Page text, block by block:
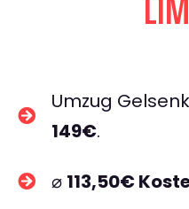
Umzug
149€.
⌀ 113,50€